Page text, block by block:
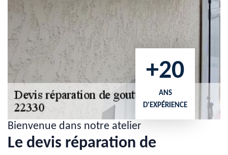
+20
ANS
D'EXPÉRIENCE
Bienvenue dans notre atelier
Le devis réparation de